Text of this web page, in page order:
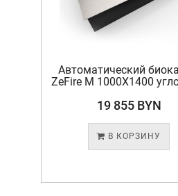
Автоматический
ZeFire М 1000X1400
19 855 BYN
В КОРЗИНУ